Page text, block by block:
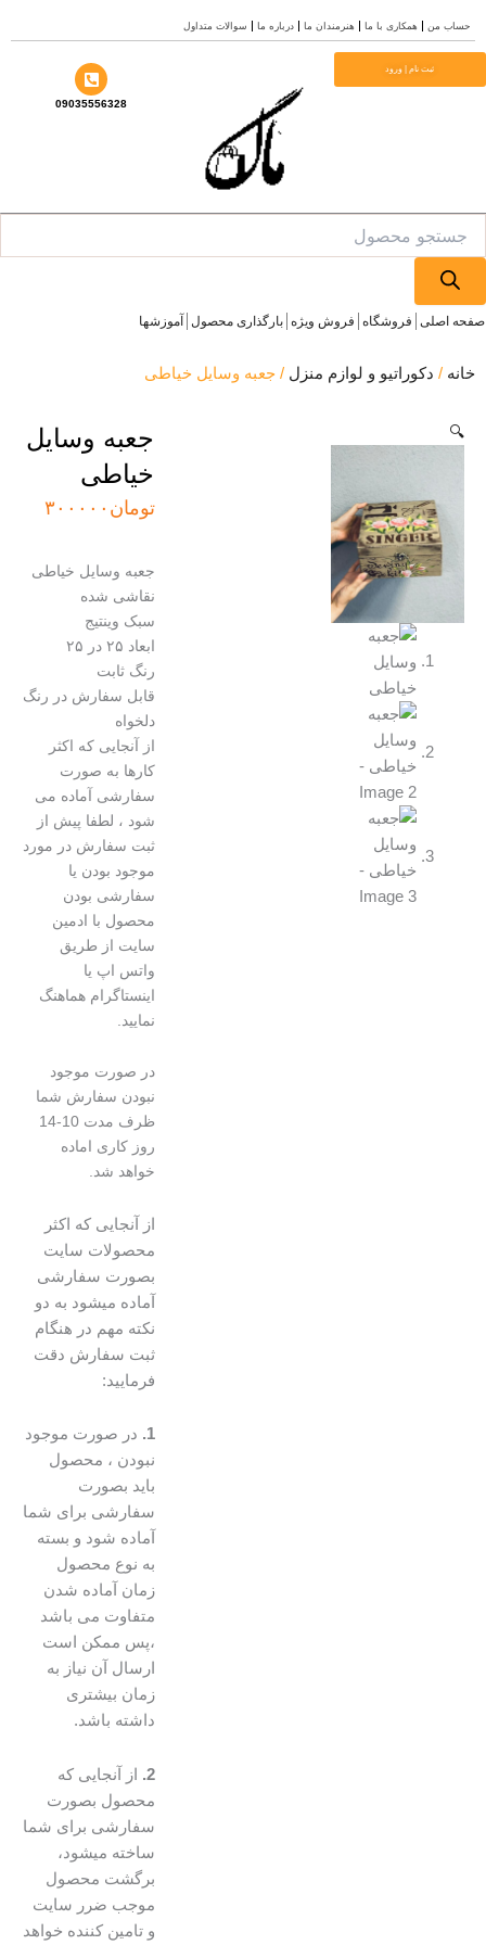
همکاری با ما هنرمندان ما درباره ما سوالات متداول
ثبت نام | ورود
09035556328
فروشگاه فروش ویژه بارگذاری محصول آموزشها
دکوراتیو و لوازم منزل/ جعبه وسایل خیاطی
جعبه وسایل
خیاطی
۳۰۰۰۰۰
جعبه وسایل خیاطی
نقاشی شده
سبک وینتیج
رنگ ثابت
قابل سفارش در رنگ
از آنجایی که اکثر
کارها به صورت
سفارشی آماده می
شود ، لطفا پیش از
ثبت سفارش در مورد
موجود بودن یا
سفارشی بودن
محصول با ادمین
سایت از طریق
واتس اپ یا
اینستاگرام هماهنگ
در صورت موجود
نبودن سفارش شما
ظرف مدت 10-14
روز کاری اماده
خواهد شد.
از آنجایی که اکثر
محصولات سایت
بصورت سفارشی
آماده میشود به دو
نکته مهم در هنگام
ثبت سفارش دقت
فرمایید:
در صورت موجود
نبودن ، محصول
باید بصورت
سفارشی برای شما
آماده شود و بسته
به نوع محصول
زمان آماده شدن
متفاوت می باشد
،پس ممکن است
ارسال آن نیاز به
زمان بیشتری
داشته باشد.
از آنجایی که
محصول بصورت
سفارشی برای شما
ساخته میشود،
برگشت محصول
موجب ضرر سایت
و تامین کننده خواهد